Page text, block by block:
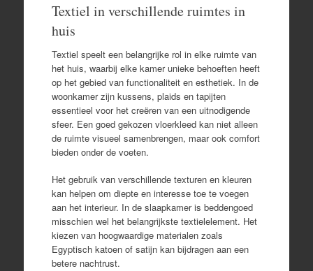
Textiel in verschillende ruimtes in
huis
Textiel speelt een belangrijke rol in elke ruimte van
het huis, waarbij elke kamer unieke behoeften heeft
op het gebied van functionaliteit en esthetiek. In de
woonkamer zijn kussens, plaids en tapijten
essentieel voor het creëren van een uitnodigende
sfeer. Een goed gekozen vloerkleed kan niet alleen
de ruimte visueel samenbrengen, maar ook comfort
bieden onder de voeten.
Het gebruik van verschillende texturen en kleuren
kan helpen om diepte en interesse toe te voegen
aan het interieur. In de slaapkamer is beddengoed
misschien wel het belangrijkste textielelement. Het
kiezen van hoogwaardige materialen zoals
Egyptisch katoen of satijn kan bijdragen aan een
betere nachtrust.